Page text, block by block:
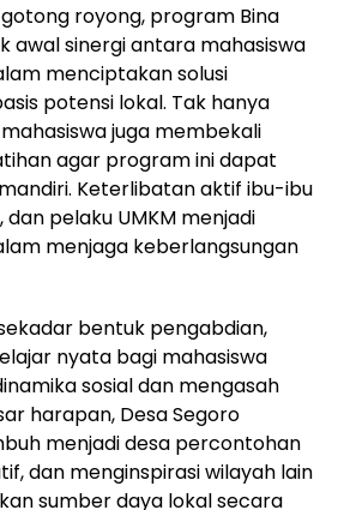
royong, program Bina
awal sinergi antara mahasiswa
menciptakan solusi
potensi lokal. Tak hanya
juga membekali
agar program ini dapat
Keterlibatan aktif ibu-ibu
dan pelaku UMKM menjadi
menjaga keberlangsungan
bentuk pengabdian,
nyata bagi mahasiswa
sosial dan mengasah
harapan, Desa Segoro
menjadi desa percontohan
dan menginspirasi wilayah lain
sumber daya lokal secara